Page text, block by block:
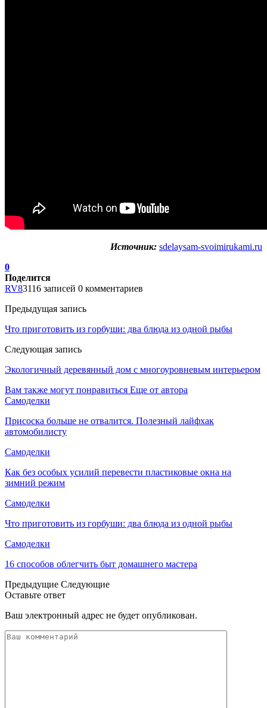
Источник: sdelaysam-svoimirukami.ru
0
Поделится
RV83116 записей 0 комментариев
Предыдущая запись
Что приготовить из горбуши: два блюда из одной рыбы
Следующая запись
Экологичный деревянный дом с многоуровневым интерьером
Вам также могут понравиться Еще от автора
Самоделки
Присоска больше не отвалится. Полезный лайфхак
автомобилисту
Самоделки
Как без особых усилий перевести пластиковые окна на
зимний режим
Самоделки
Что приготовить из горбуши: два блюда из одной рыбы
Самоделки
16 способов облегчить быт домашнего мастера
Предыдущие Следующие
Оставьте ответ
Ваш электронный адрес не будет опубликован.